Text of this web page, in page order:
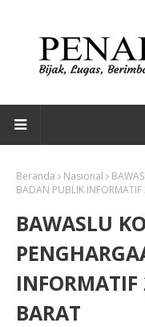
Beranda Nasional
BADAN PUBLIK INFORMATIF
BAWASLU
INFORMATIF
BARAT